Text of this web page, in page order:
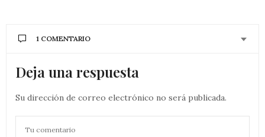
1 COMENTARIO
Deja una respuesta
Su dirección de correo electrónico no será publicada.